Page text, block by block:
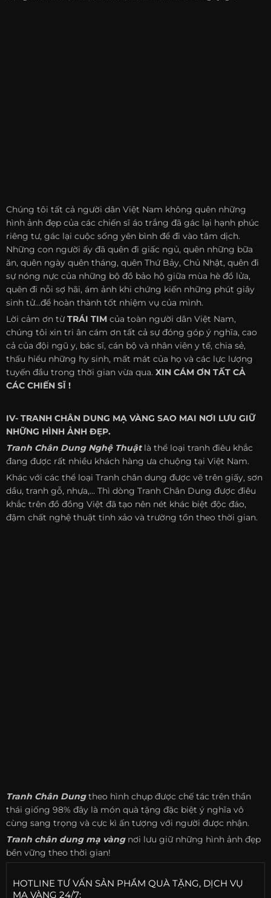
Chúng tôi tất cả người dân Việt Nam không quên những
hình ảnh đẹp của các chiến sĩ áo trắng đã gác lại hạnh phúc
riêng tư, gác lại cuộc sống yên bình để đi vào tâm dịch.
Những con người ấy đã quên đi giấc ngủ, quên những bữa
ăn, quên ngày quên tháng, quên Thứ Bảy, Chủ Nhật, quên đi
sự nóng nực của những bộ đồ bảo hộ giữa mùa hè đổ lửa,
quên đi nỗi sợ hãi, ám ảnh khi chứng kiến những phút giây
sinh tử…để hoàn thành tốt nhiệm vụ của mình.
Lời cảm ơn từTRÁI TIMcủa toàn người dân Việt Nam,
chúng tôi xin tri ân cám ơn tất cả sự đóng góp ý nghĩa, cao
cả của đội ngũ y, bác sĩ, cán bộ và nhân viên y tế, chia sẻ,
thấu hiểu những hy sinh, mất mát của họ và các lực lượng
tuyến đầu trong thời gian vừa qua. XIN CÁM ƠN TẤT CẢ
CÁC CHIẾN SĨ !
IV- TRANH CHÂN DUNG MẠ VÀNG SAO MAI NƠI LƯU GIỮ
NHỮNG HÌNH ẢNH ĐẸP.
Tranh Chân Dung Nghệ Thuậtlà thể loại tranh điêu khắc
đang được rất nhiều khách hàng ưa chuộng tại Việt Nam.
Khác với các thể loại Tranh chân dung được vẽ trên giấy, sơn
dầu, tranh gỗ, nhựa,… Thì dòng Tranh Chân Dung được điêu
khắc trên đồ đồng Việt đã tạo nên nét khác biệt độc đáo,
đậm chất nghệ thuật tinh xảo và trường tồn theo thời gian.
Tranh Chân Dung theo hình chụp được chế tác trên thần
thái giống 98% đây là món quà tặng đặc biệt ý nghĩa vô
cùng sang trọng và cực kì ấn tượng với người được nhận.
Tranh chân dung mạ vàngnơi lưu giữ những hình ảnh đẹp
bền vững theo thời gian!
HOTLINE TƯ VẤN SẢN PHẨM QUÀ TẶNG, DỊCH VỤ
MẠ VÀNG 24/7: